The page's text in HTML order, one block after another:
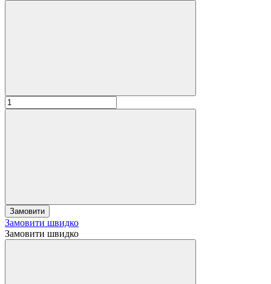
Замовити
Замовити швидко
Замовити швидко